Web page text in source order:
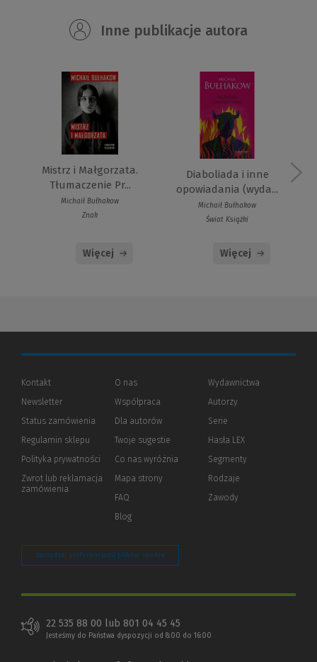
Inne publikacje autora
Mistrz i Małgorzata.
Tłumaczenie Pr...
Michaił Bułhakow
Znak
Więcej
Diaboliada i inne
opowiadania (wyda...
Michaił Bułhakow
Świat Książki
Więcej
Kontakt
Newsletter
Status zamówienia
Regulamin sklepu
Polityka prywatności (Nowe
(Link
innej
Zwrot lub reklamacja
zamówienia
O nas
Współpraca
Dla autorów(Nowe
(Link
innej
strony)
Twoje sugestie
Co nas wyróżnia
Mapa strony
FAQ
Blog
Wydawnictwa
Autorzy
Serie
Hasła LEX
Segmenty
Rodzaje
Zawody
Zarządzaj preferencjami plików cookie
22 535 88 00 lub 801 04 45 45
Jesteśmy do Państwa dyspozycji od 8:00 do 16:00